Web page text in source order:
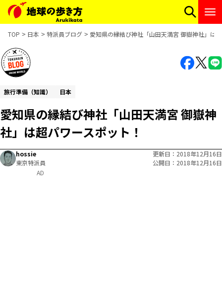
TOP 日本 特派員ブログ 愛知県の縁結び神社「山田天満宮 御嶽神社」は
旅行準備（知識） 日本
愛知県の縁結び神社「山田天満宮 御嶽神
社」は超パワースポット！
hossie
東京特派員
更新日
2018年12月16日
公開日
2018年12月16日
AD